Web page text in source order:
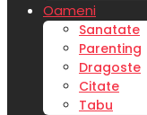
Oameni
Sanatate
Parenting
Dragoste
Citate
Tabu